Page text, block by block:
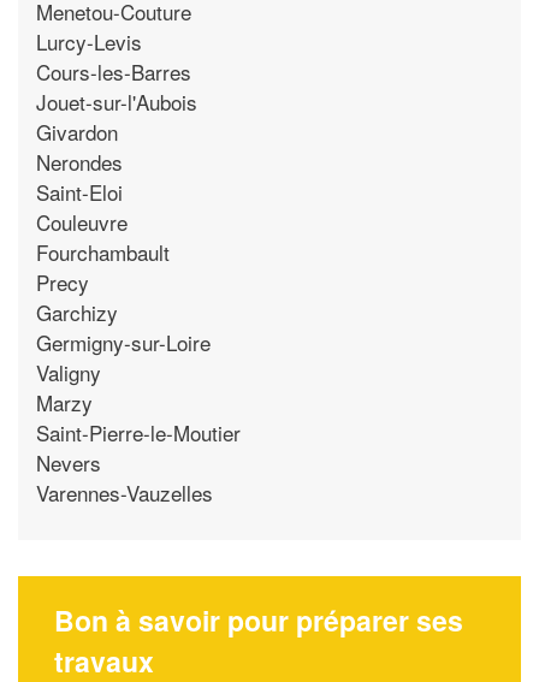
Menetou-Couture
Lurcy-Levis
Cours-les-Barres
Jouet-sur-l'Aubois
Givardon
Nerondes
Saint-Eloi
Couleuvre
Fourchambault
Precy
Garchizy
Germigny-sur-Loire
Valigny
Marzy
Saint-Pierre-le-Moutier
Nevers
Varennes-Vauzelles
Bon à savoir pour préparer ses
travaux